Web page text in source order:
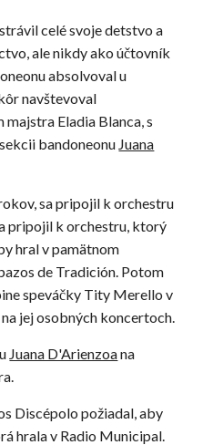
celé svoje detstvo a
ale nikdy ako účtovník
absolvoval u
navštevoval
Eladia Blanca, s
bandoneonu Juana
sa pripojil k orchestru
pripojil k orchestru, ktorý
hral v pamätnom
de Tradición. Potom
speváčky Tity Merello v
jej osobných koncertoch.
Juana D'Arienzoana
Discépolo požiadal, aby
hrala v Radio Municipal.